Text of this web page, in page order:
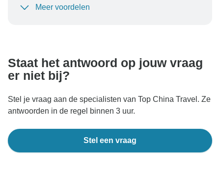
Om uw betaling te beschermen en ervoor te zorgen
Meer voordelen
Staat het antwoord op jouw vraag
er niet bij?
Stel je vraag aan de specialisten van Top China Travel. Ze
antwoorden in de regel binnen 3 uur.
Stel een vraag